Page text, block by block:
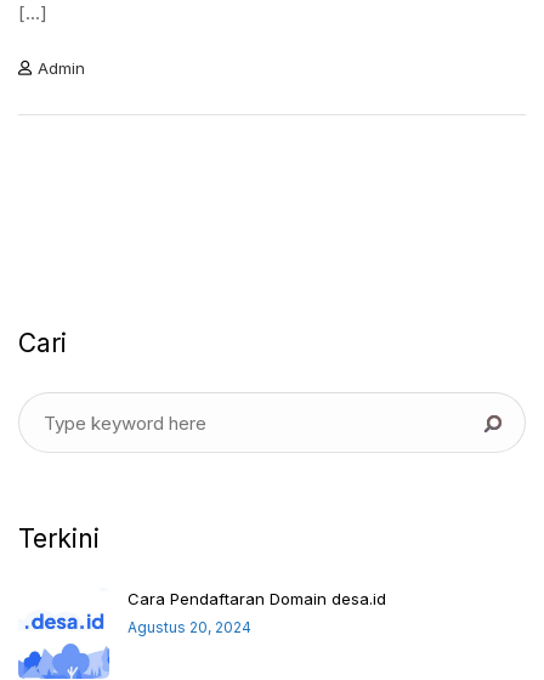
[...]
Admin
Cari
Terkini
Cara Pendaftaran Domain desa.id
Agustus 20, 2024